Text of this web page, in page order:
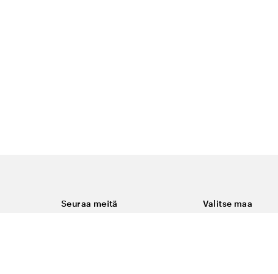
Seuraa meitä Valitse maa